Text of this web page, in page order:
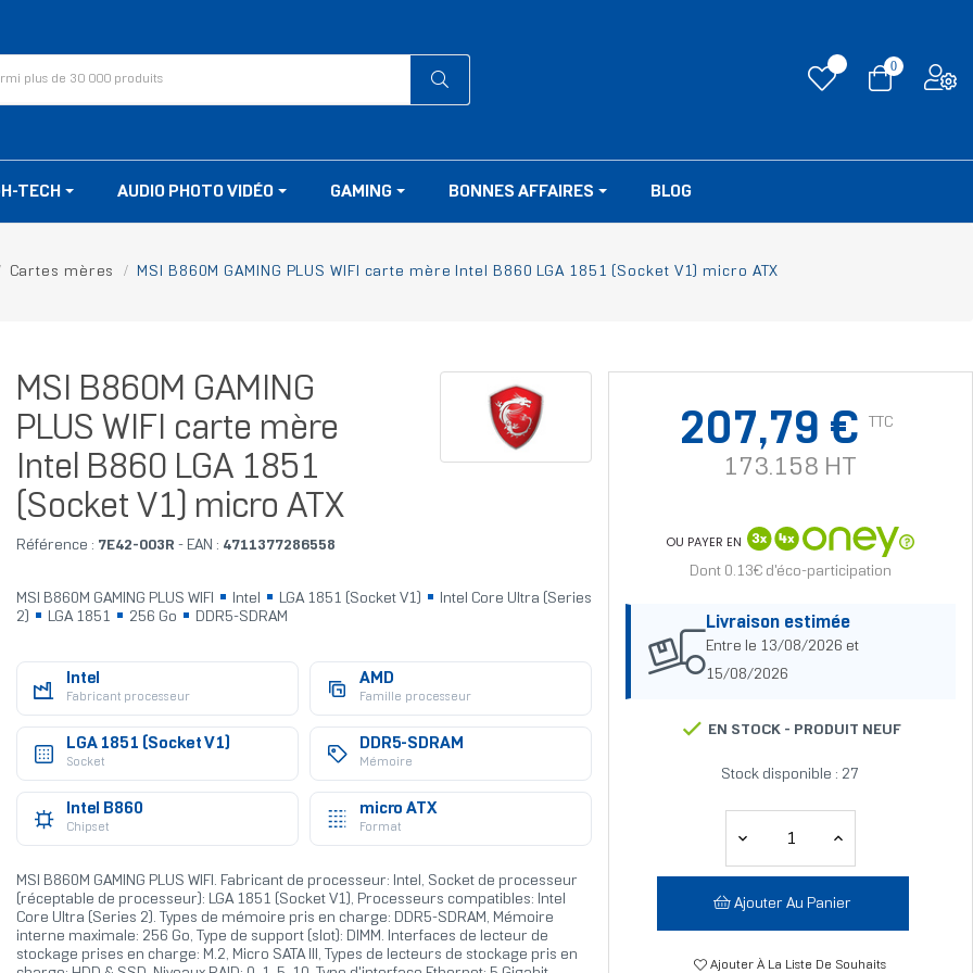
0
TECH AUDIO PHOTO VIDÉO GAMING BONNES AFFAIRES BLOG
Cartes mères MSI B860M GAMING PLUS WIFI carte mère Intel B860 LGA 1851 (Socket V1) micro ATX
MSI B860M GAMING
PLUS WIFI carte mère
Intel B860 LGA 1851
(Socket V1) micro ATX
Référence : 7E42-003R - EAN : 4711377286558
MSI B860M GAMING PLUS WIFI Intel LGA 1851 (Socket V1)
Intel Core Ultra (Series
2)
LGA 1851 256 Go DDR5-SDRAM
Intel
Fabricant processeur
AMD
Famille processeur
LGA 1851 (Socket V1)
Socket
DDR5-SDRAM
Mémoire
Intel B860
Chipset
micro ATX
Format
MSI B860M GAMING PLUS WIFI. Fabricant de processeur: Intel, Socket de processeur
(réceptable de processeur): LGA 1851 (Socket V1), Processeurs compatibles: Intel
Core Ultra (Series 2). Types de mémoire pris en charge: DDR5-SDRAM, Mémoire
interne maximale: 256 Go, Type de support (slot): DIMM. Interfaces de lecteur de
stockage prises en charge: M.2, Micro SATA III, Types de lecteurs de stockage pris en
207,79 € TTC
173.158 HT
OU PAYER EN
Dont 0.13€ d'éco-participation
Livraison estimée
Entre le 13/08/2026 et
15/08/2026
EN STOCK - PRODUIT NEUF
Stock disponible : 27
Ajouter Au Panier
Ajouter À La Liste De Souhaits